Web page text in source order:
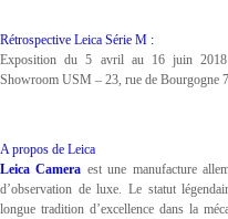
Rétrospective Leica Série M :
Exposition du 5 avril au 16 juin
Showroom USM – 23, rue de Bourgogne
A propos de Leica
Leica Camera est une manufacture
d’observation de luxe. Le statut
longue tradition d’excellence dans la